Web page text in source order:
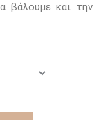
βάλουμε και την